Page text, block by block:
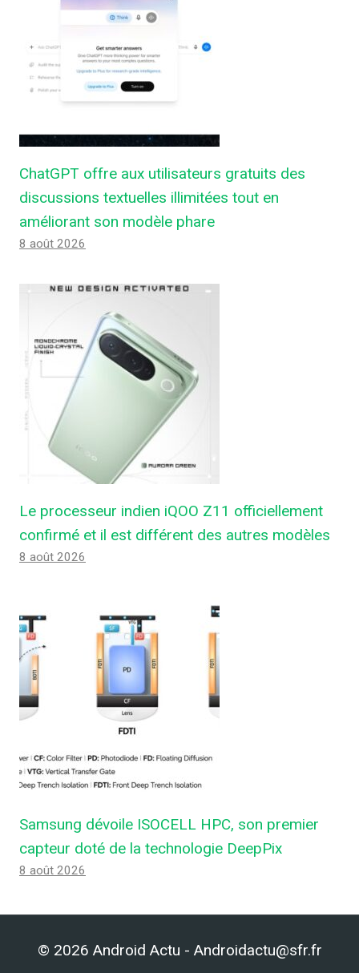
ChatGPT offre aux utilisateurs gratuits des
discussions textuelles illimitées tout en
améliorant son modèle phare
8 août 2026
Le processeur indien iQOO Z11 officiellement
confirmé et il est différent des autres modèles
8 août 2026
Samsung dévoile ISOCELL HPC, son premier
capteur doté de la technologie DeepPix
8 août 2026
© 2026 Android Actu - Androidactu@sfr.fr